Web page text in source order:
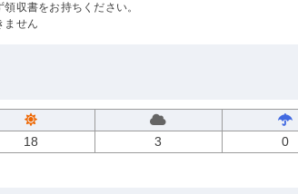
収書をお持ちください。
ません
18 3 0